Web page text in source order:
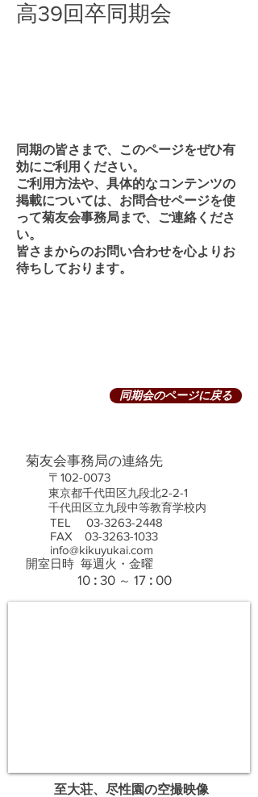
高39回卒同期会
同期の皆さまで、このページをぜひ有
効にご利用ください。
​ご利用方法や、具体的なコンテンツの
掲載については、お問合せページを使
って菊友会事務局まで、ご連絡くださ
い。
皆さまからのお問い合わせを心よりお
待ちしております。
同期会のページに戻る
菊友会事務局の連絡先
〒102-0073
東京都千代田区九段北2-2-1
千代田区立九段中等教育学校内
TEL
03-3263-2448
FAX 03-3263-1033
info@kikuyukai.com
開室日時 毎週 火・金曜
10 : 30 ～ 17 : 00
至大荘、尽性園の空撮映像